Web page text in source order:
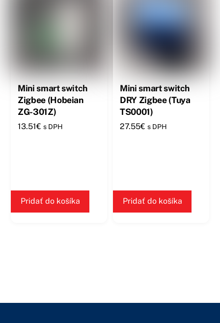
Mini smart switch
Zigbee (Hobeian
ZG-301Z)
13.51€ s DPH
Pridať do košíka
Mini smart switch
DRY Zigbee (Tuya
TS0001)
27.55€ s DPH
Pridať do košíka